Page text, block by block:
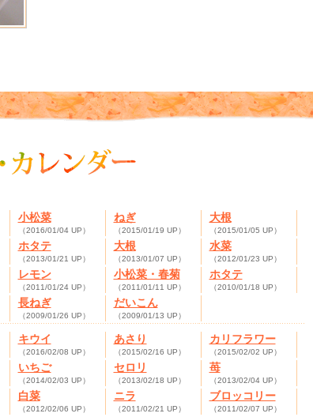
小松菜
（2016/01/04 UP）
ねぎ
（2015/01/19 UP）
大根
（2015/01/05 UP）
ホタテ
（2013/01/21 UP）
大根
（2013/01/07 UP）
水菜
（2012/01/23 UP）
レモン
（2011/01/24 UP）
小松菜・春菊
（2011/01/11 UP）
ホタテ
（2010/01/18 UP）
長ねぎ
（2009/01/26 UP）
だいこん
（2009/01/13 UP）
キウイ
（2016/02/08 UP）
あさり
（2015/02/16 UP）
カリフラワー
（2015/02/02 UP）
いちご
（2014/02/03 UP）
セロリ
（2013/02/18 UP）
苺
（2013/02/04 UP）
白菜
（2012/02/06 UP）
ニラ
（2011/02/21 UP）
ブロッコリー
（2011/02/07 UP）